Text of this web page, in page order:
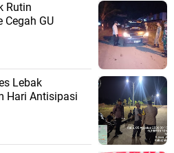
Rutin
GU
Lebak
Hari Antisipasi